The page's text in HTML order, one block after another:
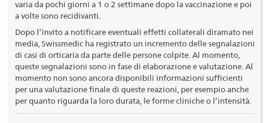
varia da pochi giorni a 1 o 2 settimane dopo la vaccinazione e poi
a volte sono recidivanti.
Dopo l’invito a notificare eventuali effetti collaterali diramato nei
media, Swissmedic ha registrato un incremento delle segnalazioni
di casi di orticaria da parte delle persone colpite. Al momento,
queste segnalazioni sono in fase di elaborazione e valutazione. Al
momento non sono ancora disponibili informazioni sufficienti
per una valutazione finale di queste reazioni, per esempio anche
per quanto riguarda la loro durata, le forme cliniche o l’intensità.